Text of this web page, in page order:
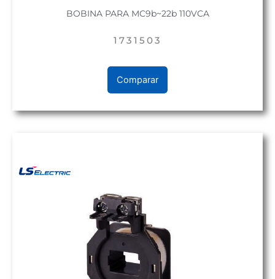
BOBINA PARA MC9b~22b 110VCA
1731503
Comparar